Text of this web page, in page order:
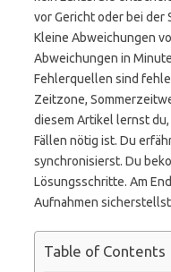
vor Gericht oder bei der
Kleine Abweichungen
Abweichungen in
Fehlerquellen sind
Zeitzone,
diesem Artikel lernst
Fällen nötig ist. Du
synchronisierst. Du
Lösungsschritte. Am
Aufnahmen
Table of Contents